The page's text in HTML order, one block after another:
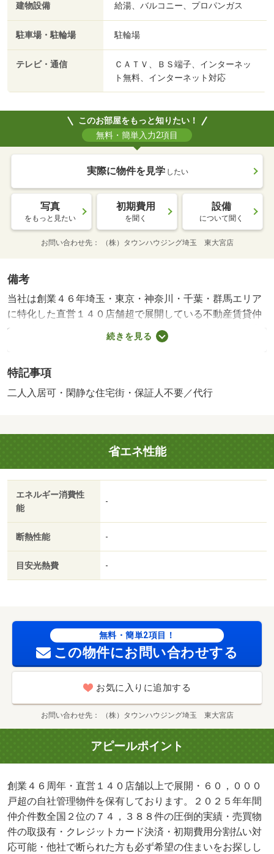
建物設備 給湯、バルコニー、プロパンガス
駐車場・駐輪場 駐輪場
テレビ・通信
ＣＡＴＶ、ＢＳ端子、インターネッ
ト無料、インターネット対応
このお部屋をもっと知りたい！
無料・簡単入力2項目
実際に物件を見学 したい
写真
をもっと見たい
初期費用
を聞く
設備
について聞く
お問い合わせ先 （株）タウンハウジング埼玉 東大宮店
備考
当社は創業４６年埼玉・東京・神奈川・千葉・群馬エリア
に特化した直営１４０店舗超で展開している不動産賃貸仲
介会社でございます。落ち着いた雰囲気の店内で経験豊富
なスタッフと共にお部屋探しを楽しむことができます。ど
さい。』当店スタッフは１２０％期待に応えます！是非お
気軽にお問合せくださいませ。・賃貸保証等：加入要（月
カードを進呈！フリーレント！敷０・礼０物件多数ござい
ます。他社で断られた方あらゆる相談を経験豊富なスタッ
フが懇切丁寧に対応・駐輪場：有（無料）・仲介手数料：
１．１ヶ月/室内清掃費用 60500円
続きを見る
特記事項
二人入居可・閑静な住宅街・保証人不要／代行
省エネ性能
エネルギー消費性
能
-
断熱性能 -
目安光熱費 -
無料・簡単2項目！
この物件にお問い合わせする
お気に入りに追加する
お問い合わせ先 （株）タウンハウジング埼玉 東大宮店
アピールポイント
創業４６周年・直営１４０店舗以上で展開・６０，０００
戸超の自社管理物件を保有しております。２０２５年年間
仲介件数全国２位の７４，３８８件の圧倒的実績・売買物
件の取扱有・クレジットカード決済・初期費用分割払い対
応可能・他社で断られた方も必ず希望の住まいをお探しし